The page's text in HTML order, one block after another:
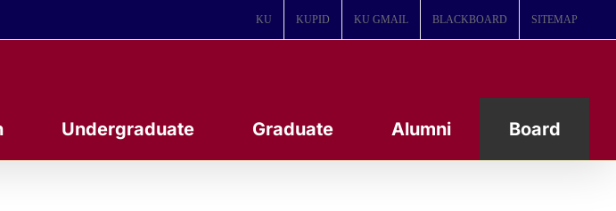
KU KUPID KU GMAIL BLACKBOARD SITEMAP
Undergraduate Graduate Alumni Board